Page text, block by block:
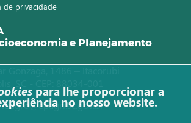
de privacidade
e Planejamento
para lhe proporcionar a
no nosso website.